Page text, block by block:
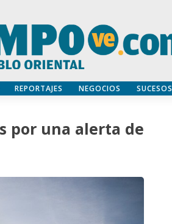
REPORTAJES NEGOCIOS SUCESOS
por una alerta de